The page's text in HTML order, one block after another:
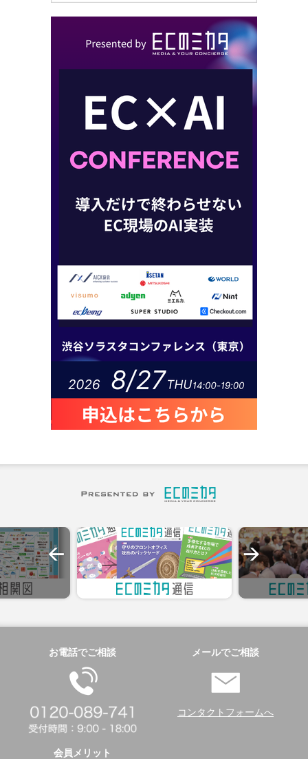
お電話でご相談 メールでご相談
コンタクトフォームへ
会員メリット